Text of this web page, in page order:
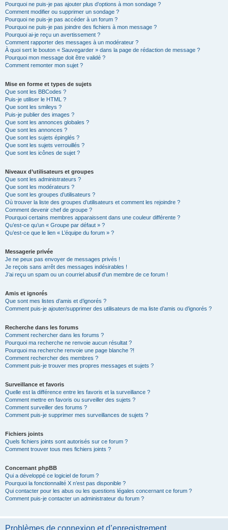
Pourquoi ne puis-je pas ajouter plus d’options à mon sondage ?
Comment modifier ou supprimer un sondage ?
Pourquoi ne puis-je pas accéder à un forum ?
Pourquoi ne puis-je pas joindre des fichiers à mon message ?
Pourquoi ai-je reçu un avertissement ?
Comment rapporter des messages à un modérateur ?
À quoi sert le bouton « Sauvegarder » dans la page de rédaction de message ?
Pourquoi mon message doit être validé ?
Comment remonter mon sujet ?
Mise en forme et types de sujets
Que sont les BBCodes ?
Puis-je utiliser le HTML ?
Que sont les smileys ?
Puis-je publier des images ?
Que sont les annonces globales ?
Que sont les annonces ?
Que sont les sujets épinglés ?
Que sont les sujets verrouillés ?
Que sont les icônes de sujet ?
Niveaux d’utilisateurs et groupes
Que sont les administrateurs ?
Que sont les modérateurs ?
Que sont les groupes d’utilisateurs ?
Où trouver la liste des groupes d’utilisateurs et comment les rejoindre ?
Comment devenir chef de groupe ?
Pourquoi certains membres apparaissent dans une couleur différente ?
Qu’est-ce qu’un « Groupe par défaut » ?
Qu’est-ce que le lien « L’équipe du forum » ?
Messagerie privée
Je ne peux pas envoyer de messages privés !
Je reçois sans arrêt des messages indésirables !
J’ai reçu un spam ou un courriel abusif d’un membre de ce forum !
Amis et ignorés
Que sont mes listes d’amis et d’ignorés ?
Comment puis-je ajouter/supprimer des utilisateurs de ma liste d’amis ou d’ignorés ?
Recherche dans les forums
Comment rechercher dans les forums ?
Pourquoi ma recherche ne renvoie aucun résultat ?
Pourquoi ma recherche renvoie une page blanche ?!
Comment rechercher des membres ?
Comment puis-je trouver mes propres messages et sujets ?
Surveillance et favoris
Quelle est la différence entre les favoris et la surveillance ?
Comment mettre en favoris ou surveiller des sujets ?
Comment surveiller des forums ?
Comment puis-je supprimer mes surveillances de sujets ?
Fichiers joints
Quels fichiers joints sont autorisés sur ce forum ?
Comment trouver tous mes fichiers joints ?
Concernant phpBB
Qui a développé ce logiciel de forum ?
Pourquoi la fonctionnalité X n’est pas disponible ?
Qui contacter pour les abus ou les questions légales concernant ce forum ?
Comment puis-je contacter un administrateur du forum ?
Problèmes de connexion et d’enregistrement